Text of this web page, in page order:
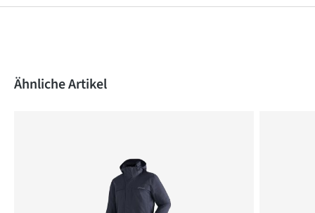
Produktgalerie überspringen
Ähnliche Artikel